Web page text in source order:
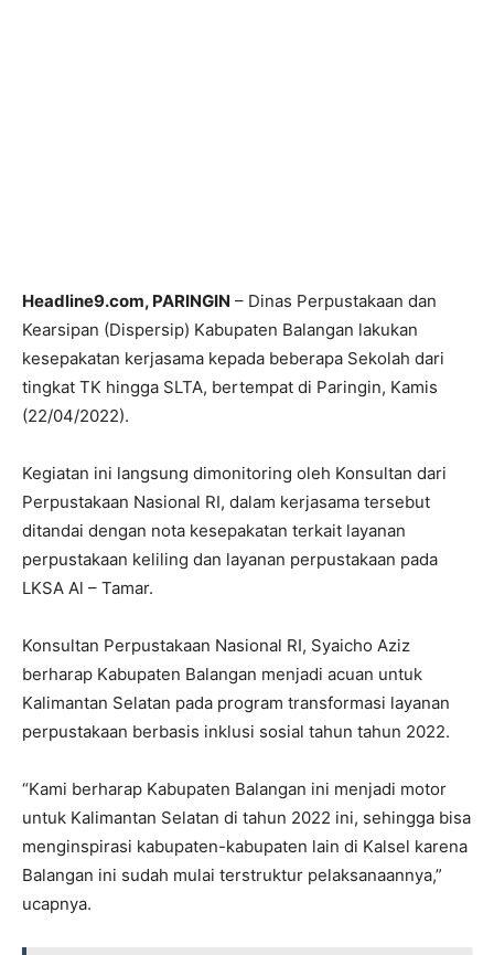
Headline9.com, PARINGIN – Dinas Perpustakaan dan
Kearsipan (Dispersip) Kabupaten Balangan lakukan
kesepakatan kerjasama kepada beberapa Sekolah dari
tingkat TK hingga SLTA, bertempat di Paringin, Kamis
(22/04/2022).
Kegiatan ini langsung dimonitoring oleh Konsultan dari
Perpustakaan Nasional RI, dalam kerjasama tersebut
ditandai dengan nota kesepakatan terkait layanan
perpustakaan keliling dan layanan perpustakaan pada
LKSA Al – Tamar.
Konsultan Perpustakaan Nasional RI, Syaicho Aziz
berharap Kabupaten Balangan menjadi acuan untuk
Kalimantan Selatan pada program transformasi layanan
perpustakaan berbasis inklusi sosial tahun tahun 2022.
“Kami berharap Kabupaten Balangan ini menjadi motor
untuk Kalimantan Selatan di tahun 2022 ini, sehingga bisa
menginspirasi kabupaten-kabupaten lain di Kalsel karena
Balangan ini sudah mulai terstruktur pelaksanaannya,”
ucapnya.